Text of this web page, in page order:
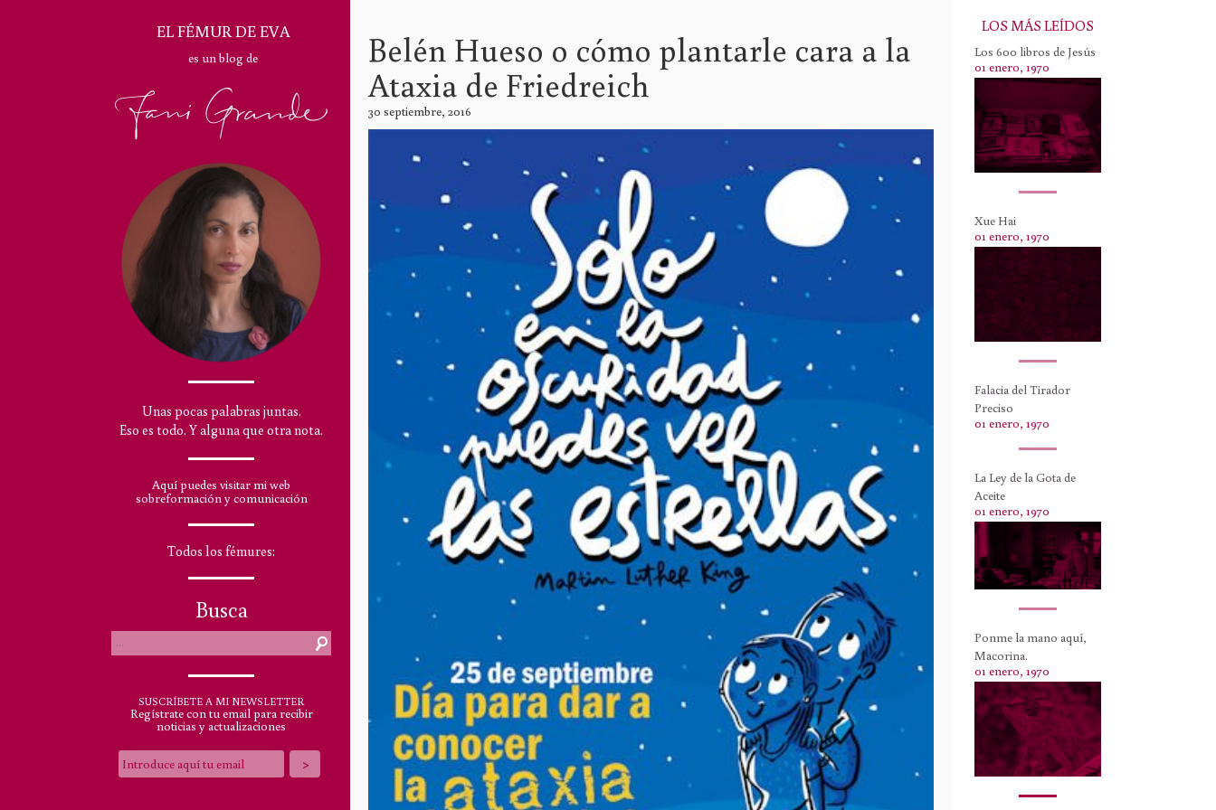
EL FÉMUR DE EVA
es un blog de
Unas pocas palabras juntas.
Eso es todo. Y alguna que otra nota.
Aquí puedes visitar mi web
sobreformación y comunicación
Todos los fémures:
Busca
SUSCRÍBETE A MI NEWSLETTER
Regístrate con tu email para recibir
noticias y actualizaciones
Belén Hueso o cómo plantarle cara a la
Ataxia de Friedreich
30 septiembre, 2016
LOS MÁS LEÍDOS
Los 600 libros de Jesús
01 enero, 1970
Xue Hai
01 enero, 1970
Falacia del Tirador
Preciso
01 enero, 1970
La Ley de la Gota de
Aceite
01 enero, 1970
Ponme la mano aquí,
Macorina.
01 enero, 1970